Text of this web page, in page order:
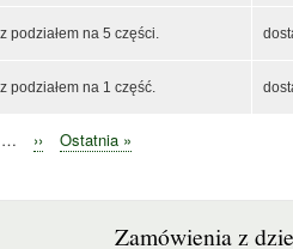
podziałem na 5 części.
podziałem na 1 część.
…
Następna
››
Ostatnia
Ostatnia »
Zamówienia z